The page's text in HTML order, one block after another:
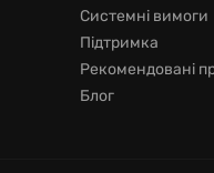
Системні вимоги
Підтримка
Рекомендовані
Блог